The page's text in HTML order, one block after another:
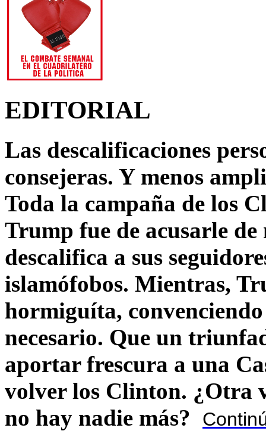
EDITORIAL
Las descalificaciones
consejeras. Y menos
Toda la campaña de los
Trump fue de acusarle
descalifica a sus
islamófobos. Mientras,
hormiguíta,
necesario. Que un
aportar frescura a una
volver los Clinton. ¿Otra
no hay nadie más?